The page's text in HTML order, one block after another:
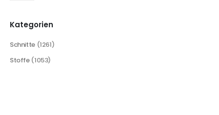
Kategorien
Schnitte (1261)
Stoffe (1053)